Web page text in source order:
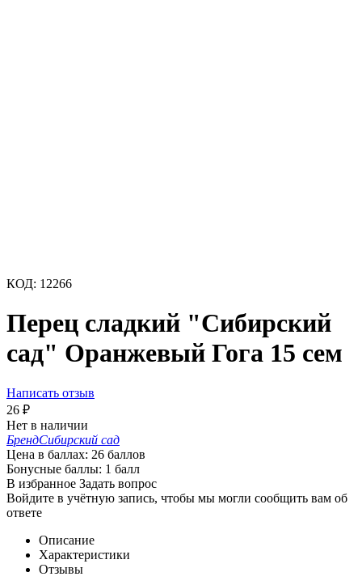
КОД: 12266
Перец сладкий "Сибирский
сад" Оранжевый Гога 15 сем
Написать отзыв
26 ₽
Нет в наличии
БрендСибирский сад
Цена в баллах: 26 баллов
Бонусные баллы: 1 балл
В избранное Задать вопрос
Войдите в учётную запись, чтобы мы могли сообщить вам об
ответе
Описание
Характеристики
Отзывы